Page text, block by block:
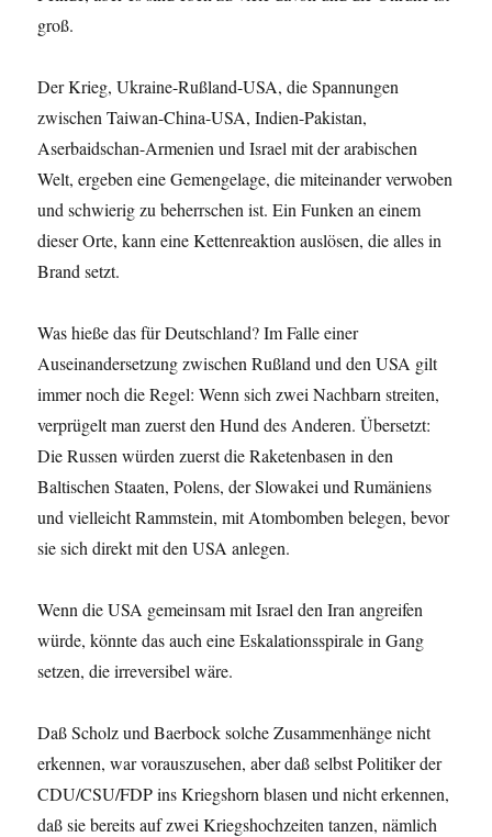
groß.
Der Krieg, Ukraine-Rußland-USA, die Spannungen
zwischen Taiwan-China-USA, Indien-Pakistan,
Aserbaidschan-Armenien und Israel mit der arabischen
Welt, ergeben eine Gemengelage, die miteinander verwoben
und schwierig zu beherrschen ist. Ein Funken an einem
dieser Orte, kann eine Kettenreaktion auslösen, die alles in
Brand setzt.
Was hieße das für Deutschland? Im Falle einer
Auseinandersetzung zwischen Rußland und den USA gilt
immer noch die Regel: Wenn sich zwei Nachbarn streiten,
verprügelt man zuerst den Hund des Anderen. Übersetzt:
Die Russen würden zuerst die Raketenbasen in den
Baltischen Staaten, Polens, der Slowakei und Rumäniens
und vielleicht Rammstein, mit Atombomben belegen, bevor
sie sich direkt mit den USA anlegen.
Wenn die USA gemeinsam mit Israel den Iran angreifen
würde, könnte das auch eine Eskalationsspirale in Gang
setzen, die irreversibel wäre.
Daß Scholz und Baerbock solche Zusammenhänge nicht
erkennen, war vorauszusehen, aber daß selbst Politiker der
CDU/CSU/FDP ins Kriegshorn blasen und nicht erkennen,
daß sie bereits auf zwei Kriegshochzeiten tanzen, nämlich